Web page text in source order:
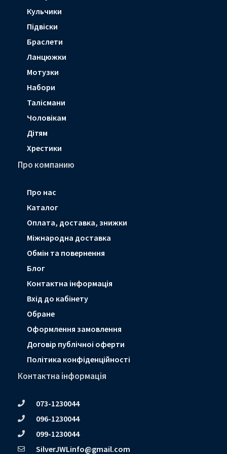
Кульчики
Підвіски
Браслети
Ланцюжки
Мотузки
Набори
Талісмани
Чоловікам
Дітям
Хрестики
Про компанию
Про нас
Каталог
Оплата, доставка, знижки
Мiжнародна доставка
Обмін та повернення
Блог
Контактна інформація
Вхід до кабінету
Обране
Оформлення замовлення
Договір публічноі оферти
Політика конфіденційності
Контактна інформація
073-1230044
096-1230044
099-1230044
SilverJWLinfo@gmail.com